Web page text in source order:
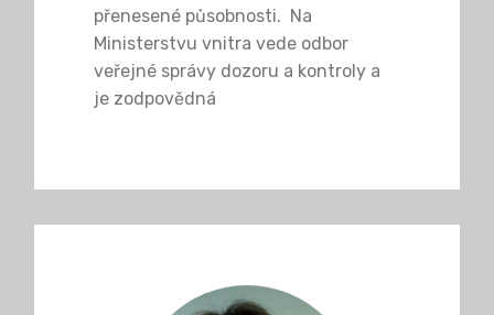
přenesené působnosti. Na
Ministerstvu vnitra vede odbor
veřejné správy dozoru a kontroly a
je zodpovědná